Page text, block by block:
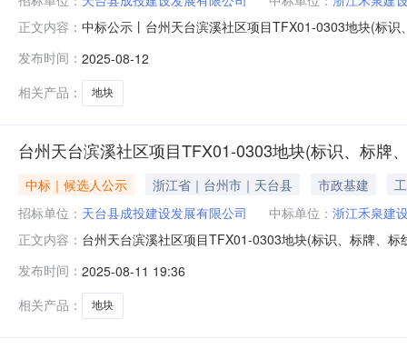
正文内容： 中标公示丨台州天台滨溪社区项目TFX01-0303地块(标
委托浙江省成套招标代理有限公司（招标代理）招标的
示如下：中标
发布时间： 2025-08-12
相关产品：
地块
台州天台滨溪社区项目TFX01-0303地块(标识、标牌
中标｜候选人公示 浙江省｜台州市｜天台县 市政基建
招标单位： 天台县成投建设发展有限公司 中标单位： 浙江禾泉建
正文内容： 台州天台滨溪社区项目TFX01-0303地块(标识、标牌、
础设施投资有限公司浏览次数：天台县建设工程中标候
发布时间： 2025-08-11 19:36
相关产品：
地块